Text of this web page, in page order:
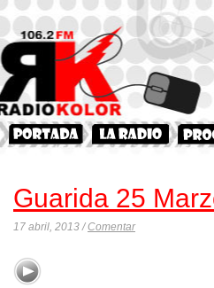
Guarida 25
17 abril, 2013 /Comentar